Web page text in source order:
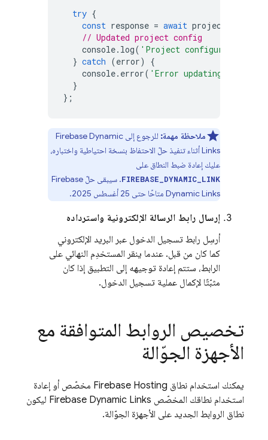
try {
const response = await
// Updated project config
console. log( 'Project configuration
} catch (error)
{
console. error( 'Error updating the
}
};
ملاحظة مهمة: للرجوع إلى Firebase Dynamic
Linksأثناء تنفيذ حلّ الاحتفاظ بنسخة احتياطية واختباره،
عليك إعادة ضبط النطاق على
FIREBASE_DYNAMIC_LINK. سيبقى حلّ Firebase
Dynamic Links متاحًا حتى 25 أغسطس 2025.
إرسال رابط الرسالة الإلكترونية واسترداده
أرسِل رابط تسجيل الدخول عبر البريد الإلكتروني
كما كان من قبل. عندما ينقر المستخدِم النهائي على
الرابط، ستتم إعادة توجيهه إلى التطبيق إذا كان
مثبّتًا لإكمال عملية تسجيل الدخول.
تخصيص الروابط المتوافقة مع
الأجهزة الجوّالة
يمكنك استخدام نطاق Firebase Hosting مخصّص أو إعادة
استخدام نطاقك المخصّص Firebase Dynamic Links ليكون
نطاق الروابط الجديد على الأجهزة الجوّالة.